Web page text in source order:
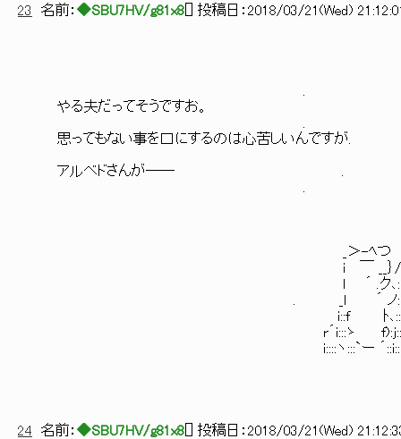
23 名前： ◆SBU7HV/g81x8 ] 投稿日： 2018/03/21(Wed)
やる夫だってそうで
思ってもない事を口にするのは心苦しい
アルベドさんが―― . ;
_＞-ﾍつ j‐‐､:::::＼:::{ ￣￣￣
i ￣ __｝/:::::::::ｰ-､::ヽ!￣ .
l ´ .ク､::::/::::::::::::￣l`!
. _l ´ ノ:::i:::::::::::::::::::ﾊ ! /
i::f ﾄ､::::!:::::::::::::::::::::i l
r´i:::ゝ f):j:::i::::::::::::::::::::::ﾍ
i::::ヽ:::`ー ´::i:::i::::::::::::::::::::::::::}
24 名前： ◆SBU7HV/g81x8 ] 投稿日： 2018/03/21(Wed)